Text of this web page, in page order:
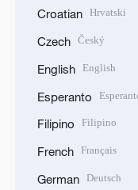
Croatian Hrvatski
Czech Český
English English
Esperanto
Filipino Filipino
French Français
German Deutsch